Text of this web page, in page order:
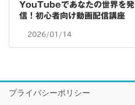
YouTubeであなたの世界を発
信！初心者向け動画配信講座
2026/01/14
プライバシーポリシー